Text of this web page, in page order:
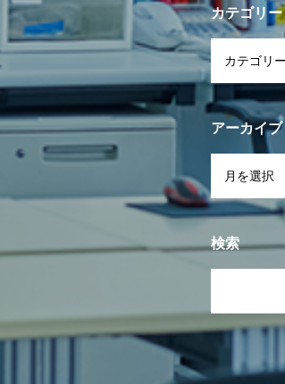
カテゴリー
アーカイブ
検索